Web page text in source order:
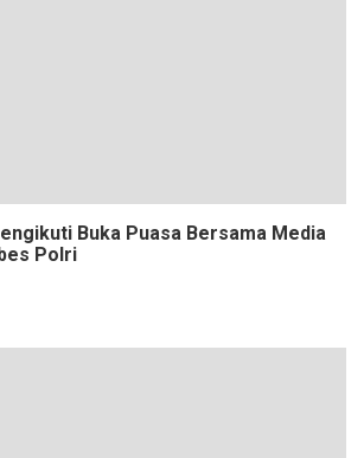
Buka Puasa Bersama Media
Polri